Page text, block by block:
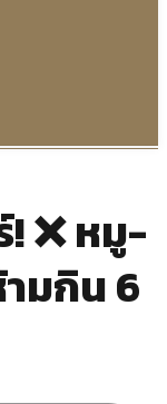
❌ หมู-
มกิน 6